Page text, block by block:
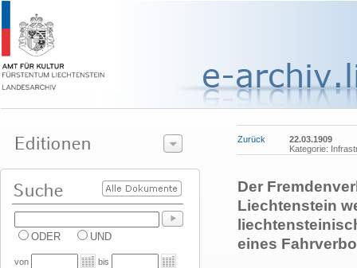
ODER UND
von bis
Zurück
22.03.1909
Kategorie:
Der
Liechtenstein
eines